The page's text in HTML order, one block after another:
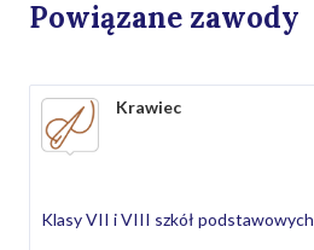
Powiązane zawody
Krawiec
Klasy VII i VIII szkół podstawowych